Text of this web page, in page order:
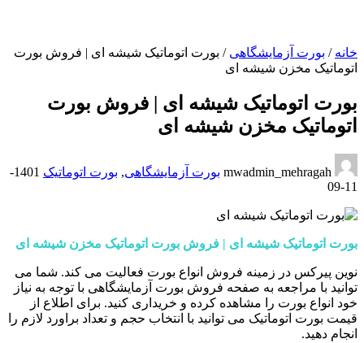
خانه / بورت آزمایشگاهی / بورت اتوماتیک شیشه ای | فروش بورت
اتوماتیک مخزن شیشه ای
بورت اتوماتیک شیشه ای | فروش بورت
اتوماتیک مخزن شیشه ای
بورت آزمایشگاهی, بورت اتوماتیک
1401-
11-09
بورت اتوماتیک شیشه ای | فروش بورت اتوماتیک مخزن شیشه ای
نوین پیرکس در زمینه فروش انواع بورت فعالیت می کند. شما می
توانید با مراجعه به صفحه فروش بورت آزمایشگاهی با توجه به نیاز
خود انواع بورت را مشاهده کرده و خریداری کنید. برای اطلاع از
قیمت بورت اتوماتیک می توانید با انتخاب حجم و تعداد براورد لازم را
انجام دهید.